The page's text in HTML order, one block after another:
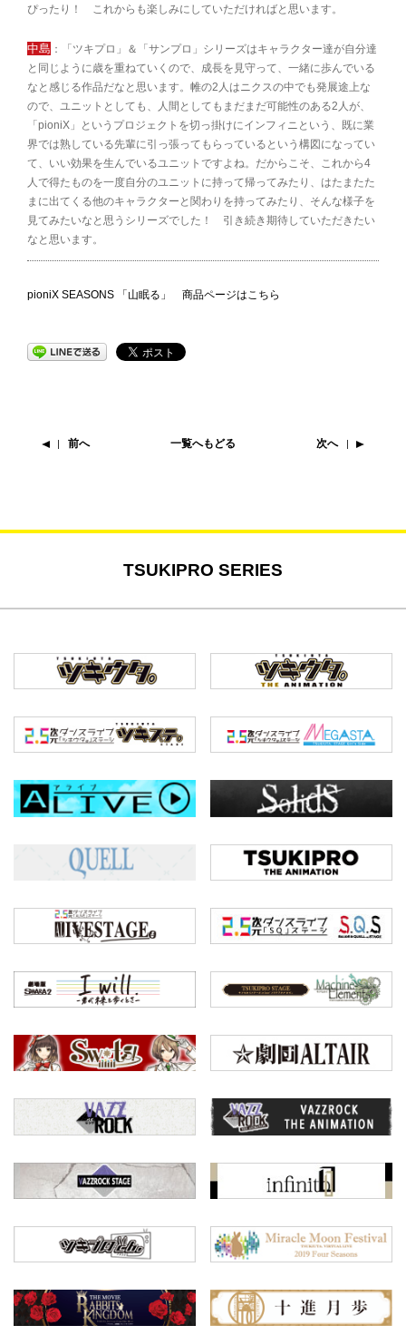
ぴったり！ これからも楽しみにしていただければと思います。
中島 ：「ツキプロ」＆「サンプロ」シリーズはキャラクター達が自分達
と同じように歳を重ねていくので、成長を見守って、一緒に歩んでいる
なと感じる作品だなと思います。帷の2人はニクスの中でも発展途上な
ので、ユニットとしても、人間としてもまだまだ可能性のある2人が、
「pioniX」というプロジェクトを切っ掛けにインフィニという、既に業
界では熟している先輩に引っ張ってもらっているという構図になってい
て、いい効果を生んでいるユニットですよね。だからこそ、これから4
人で得たものを一度自分のユニットに持って帰ってみたり、はたまたた
まに出てくる他のキャラクターと関わりを持ってみたり、そんな様子を
見てみたいなと思うシリーズでした！ 引き続き期待していただきたい
なと思います。
pioniX SEASONS 「山眠る」 商品ページはこちら
前へ 一覧へもどる 次へ
TSUKIPRO SERIES